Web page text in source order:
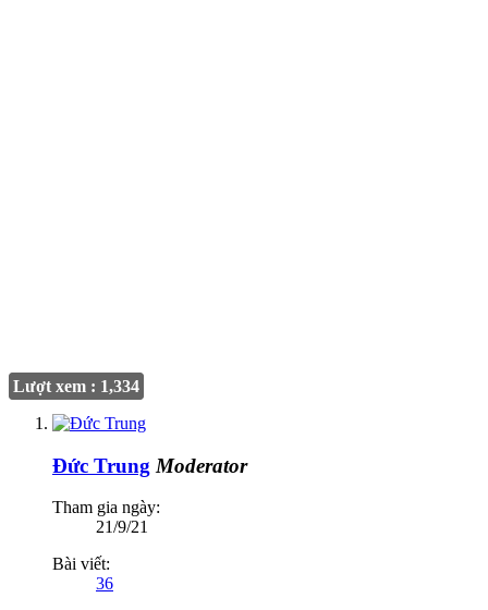
Lượt xem : 1,334
Đức Trung Moderator
Tham gia ngày:
21/9/21
Bài viết:
36